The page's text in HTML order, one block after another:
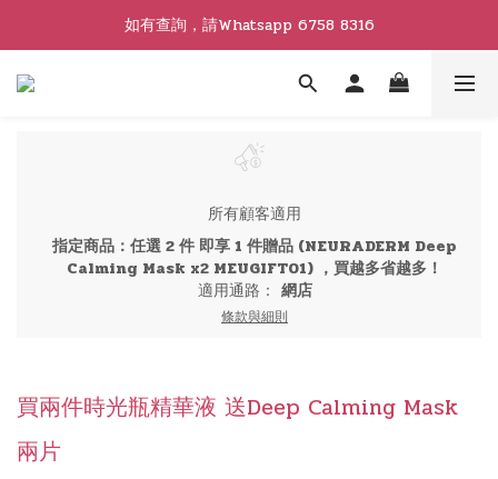
如有查詢，請Whatsapp 6758 8316
所有顧客適用
指定商品：任選 2 件 即享 1 件贈品 (NEURADERM Deep
Calming Mask x2 MEUGIFT01) ，買越多省越多！
適用通路： 網店
條款與細則
買兩件時光瓶精華液 送Deep Calming Mask
兩片